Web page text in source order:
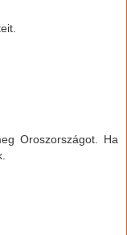
Oroszországot. Ha